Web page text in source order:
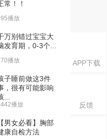
APP下载
反馈
常！！
播放
万别错过宝宝大
发育期，0-3个...
播放
子睡前做这3件
，很有可能影响
...
播放
【男女必看】胸部
康自检方法